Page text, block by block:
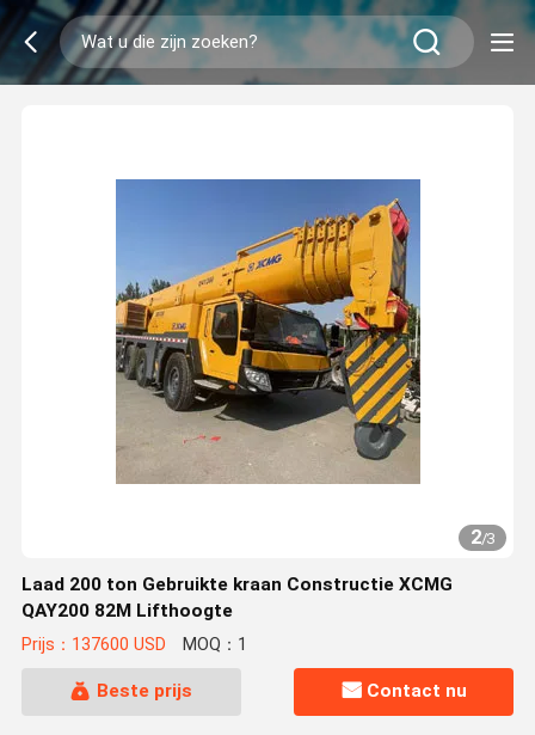
2/3
Laad 200 ton Gebruikte kraan Constructie XCMG
QAY200 82M Lifthoogte
Prijs：137600 USD MOQ：1
Beste prijs Contact nu